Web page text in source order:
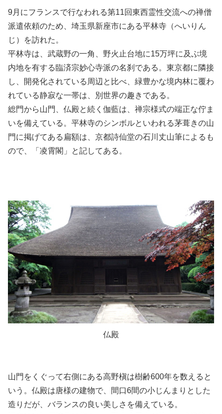
9月にフランスで行なわれる第11回東西霊性交流への禅僧
派遣依頼のため、埼玉県新座市にある平林寺（へいりん
じ）を訪れた。
平林寺は、武蔵野の一角、野火止台地に15万坪に及ぶ境
内地を有する臨済宗妙心寺派の名刹である。東京都に隣接
し、開発化されている周辺と比べ、緑豊かな境内林に覆わ
れている静寂な一帯は、別世界の趣きである。
総門から山門、仏殿と続く伽藍は、禅宗様式の端正な佇ま
いを備えている。平林寺のシンボルといわれる茅葺きの山
門に掲げてある扁額は、京都詩仙堂の石川丈山筆によるも
ので、「凌霄閣」と記してある。
仏殿
山門をくぐって右側にある高野槇は樹齢600年を数えると
いう。仏殿は唐様の建物で、間口6間の小じんまりとした
造りだが、バランスの良い美しさを備えている。